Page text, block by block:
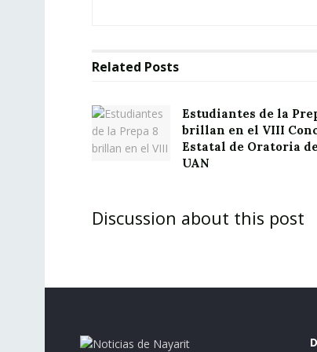
Related Posts
Estudiantes de la
brillan en el VIII
Estatal de Oratoria
UAN
Discussion about this post